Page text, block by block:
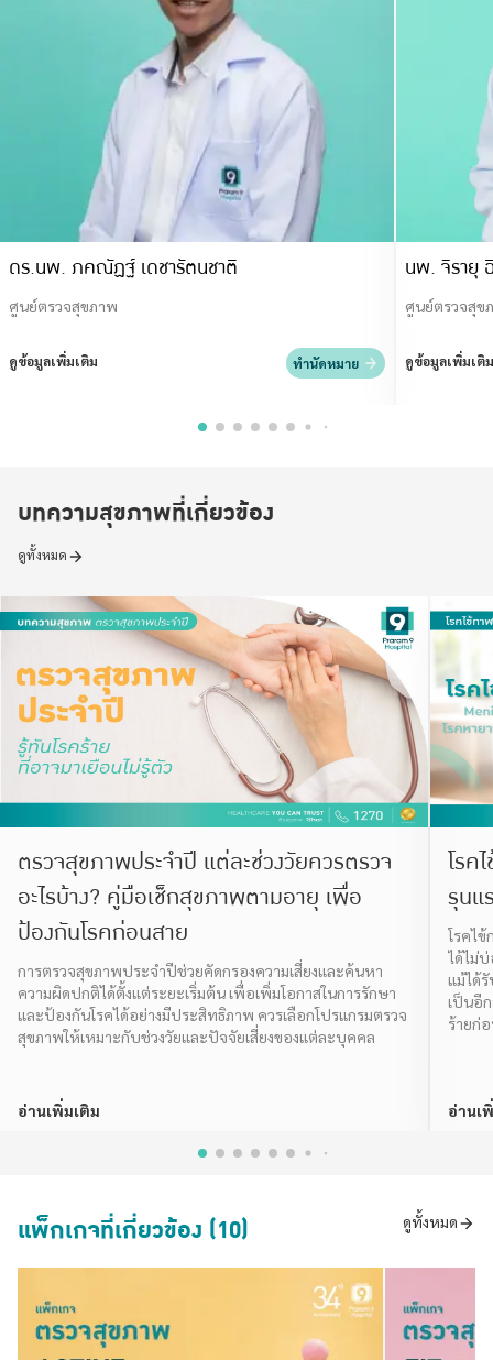
ดร.นพ. ภคณัฏฐ์ เดชารัตนชาติ
ศูนย์ตรวจสุขภาพ
ดูข้อมูลเพิ่มเติม ทำนัดหมาย
นพ. จิรายุ
ศูนย์ตรวจสุข
ดูข้อมูลเพิ่มเติม
บทความสุขภาพที่เกี่ยวข้อง
ดูทั้งหมด
ตรวจสุขภาพประจำปี แต่ละช่วงวัยควรตรวจ
อะไรบ้าง? คู่มือเช็กสุขภาพตามอายุ เพื่อ
ป้องกันโรคก่อนสาย
การตรวจสุขภาพประจำปีช่วยคัดกรองความเสี่ยงและค้นหา
ความผิดปกติได้ตั้งแต่ระยะเริ่มต้น เพื่อเพิ่มโอกาสในการรักษา
และป้องกันโรคได้อย่างมีประสิทธิภาพ ควรเลือกโปรแกรมตรวจ
สุขภาพให้เหมาะกับช่วงวัยและปัจจัยเสี่ยงของแต่ละบุคคล
อ่านเพิ่มเติม
โรค
รุนแ
โรคไ
ได้ไม่
แม้ได้
เป็นอี
ร้ายก่
อ่านเ
แพ็กเกจที่เกี่ยวข้อง (10) ดูทั้งหมด